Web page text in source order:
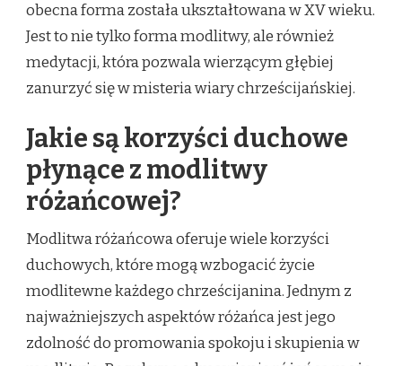
obecna forma została ukształtowana w XV wieku.
Jest to nie tylko forma modlitwy, ale również
medytacji, która pozwala wierzącym głębiej
zanurzyć się w misteria wiary chrześcijańskiej.
Jakie są korzyści duchowe
płynące z modlitwy
różańcowej?
Modlitwa różańcowa oferuje wiele korzyści
duchowych, które mogą wzbogacić życie
modlitewne każdego chrześcijanina. Jednym z
najważniejszych aspektów różańca jest jego
zdolność do promowania spokoju i skupienia w